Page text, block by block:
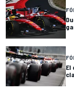
El